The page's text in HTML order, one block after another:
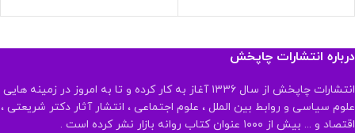
درباره انتشارات چاپخش
انتشارات چاپخش از سال ۱۳۳۶ آغاز به کار کرده و تا به امروز در زمینه هایی
علوم سیاسی و روابط بین الملل ، علوم اجتماعی ، انتشار آثار دکتر شریعتی ،
اقتصاد و ... بیش از ۱۰۰۰ عنوان کتاب روانه بازار نشر کرده است .